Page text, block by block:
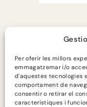
Per oferir les millors
emmagatzemar i/o
d'aquestes tecnologies
comportament de
consentir o retirar el
característiques i